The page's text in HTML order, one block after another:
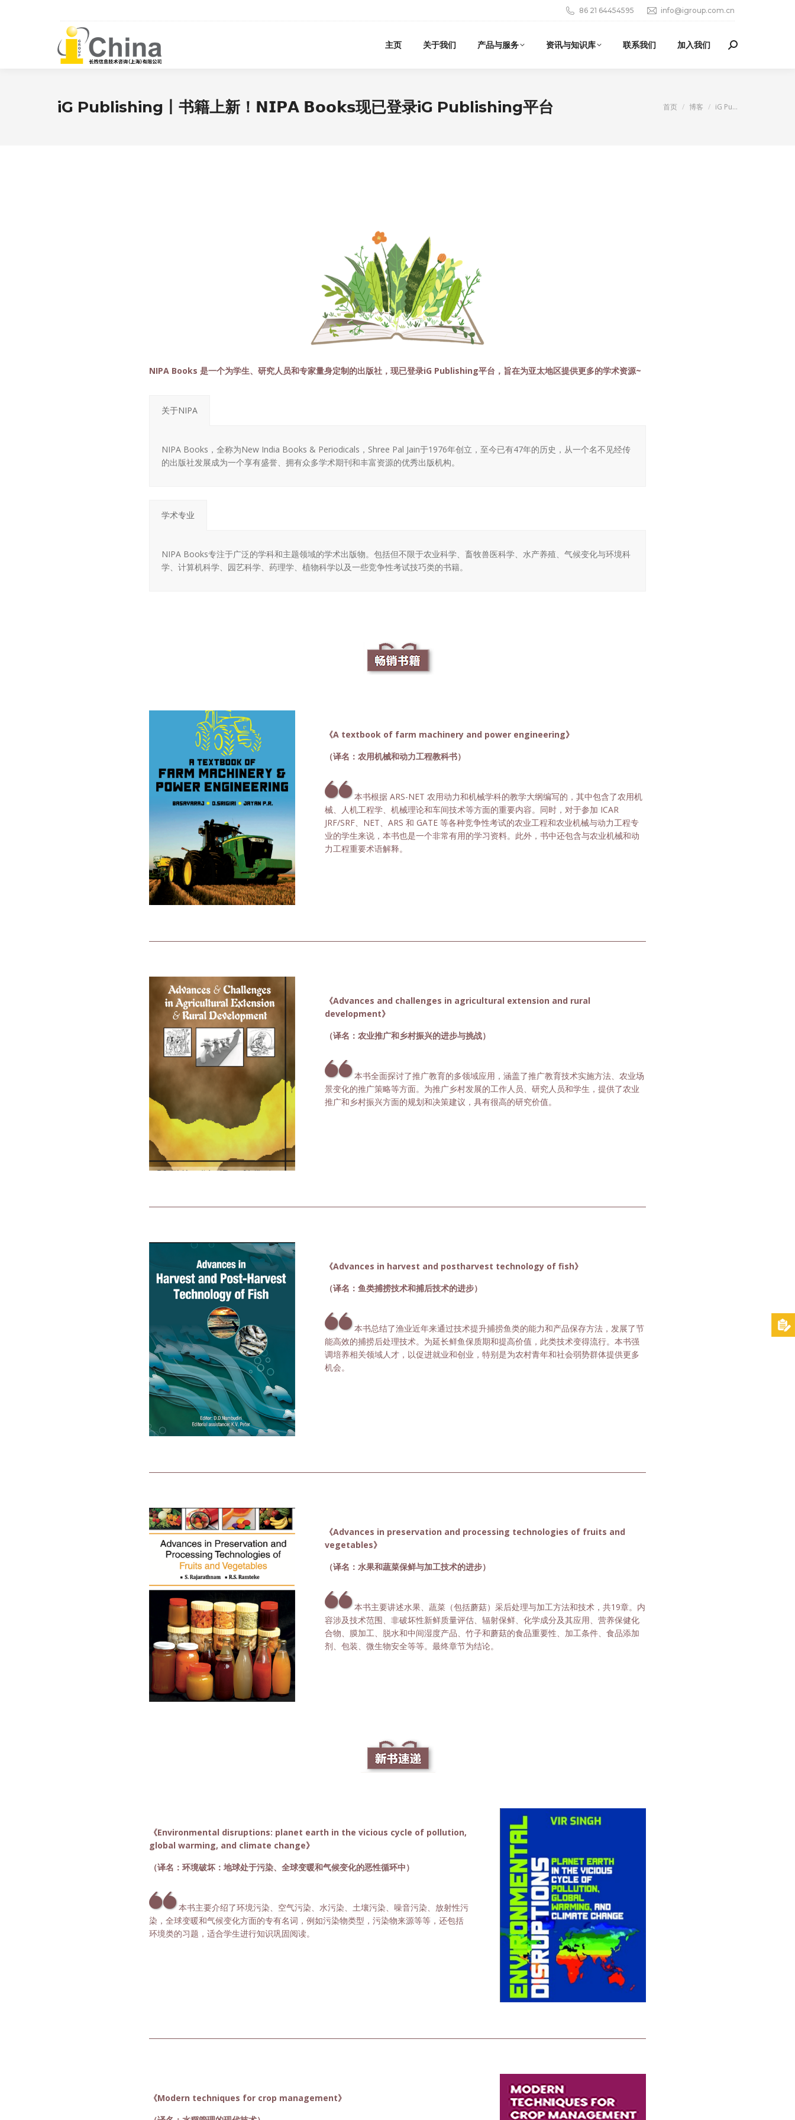
86 21 64454595 info@igroup.com.cn
主页 关于我们 产品与服务 资讯与知识库 联系我们 加入我们 Search:
iG Publishing丨书籍上新！𝗡𝗜𝗣𝗔 𝗕𝗼𝗼𝗸𝘀现已登录iG Publishing平台 您在这里：
首页 博客 iG Pu…
NIPA Books 是一个为学生、研究人员和专家量身定制的出版社，现已登录iG Publishing平台，旨在为亚太地区提供更多的学术资源~
关于NIPA
NIPA Books，全称为New India Books & Periodicals，Shree Pal Jain于1976年创立，至今已有47年的历史，从一个名不见经传
的出版社发展成为一个享有盛誉、拥有众多学术期刊和丰富资源的优秀出版机构。
学术专业
NIPA Books专注于广泛的学科和主题领域的学术出版物。包括但不限于农业科学、畜牧兽医科学、水产养殖、气候变化与环境科
学、计算机科学、园艺科学、药理学、植物科学以及一些竞争性考试技巧类的书籍。
《A textbook of farm machinery and power engineering》
（译名：农用机械和动力工程教科书）
本书根据 ARS-NET 农用动力和机械学科的教学大纲编写的，其中包含了农用机
械、人机工程学、机械理论和车间技术等方面的重要内容。同时，对于参加 ICAR
JRF/SRF、NET、ARS 和 GATE 等各种竞争性考试的农业工程和农业机械与动力工程专
业的学生来说，本书也是一个非常有用的学习资料。此外，书中还包含与农业机械和动
力工程重要术语解释。
《Advances and challenges in agricultural extension and rural
development》
（译名：农业推广和乡村振兴的进步与挑战）
本书全面探讨了推广教育的多领域应用，涵盖了推广教育技术实施方法、农业场
景变化的推广策略等方面。为推广乡村发展的工作人员、研究人员和学生，提供了农业
推广和乡村振兴方面的规划和决策建议，具有很高的研究价值。
《Advances in harvest and postharvest technology of fish》
（译名：鱼类捕捞技术和捕后技术的进步）
本书总结了渔业近年来通过技术提升捕捞鱼类的能力和产品保存方法，发展了节
能高效的捕捞后处理技术。为延长鲜鱼保质期和提高价值，此类技术变得流行。本书强
调培养相关领域人才，以促进就业和创业，特别是为农村青年和社会弱势群体提供更多
机会。
《Advances in preservation and processing technologies of fruits and
vegetables》
（译名：水果和蔬菜保鲜与加工技术的进步）
本书主要讲述水果、蔬菜（包括蘑菇）采后处理与加工方法和技术，共19章。内
容涉及技术范围、非破坏性新鲜质量评估、辐射保鲜、化学成分及其应用、营养保健化
合物、膜加工、脱水和中间湿度产品、竹子和蘑菇的食品重要性、加工条件、食品添加
剂、包装、微生物安全等等。最终章节为结论。
《Environmental disruptions: planet earth in the vicious cycle of pollution,
global warming, and climate change》
（译名：环境破坏：地球处于污染、全球变暖和气候变化的恶性循环中）
本书主要介绍了环境污染、空气污染、水污染、土壤污染、噪音污染、放射性污
染，全球变暖和气候变化方面的专有名词，例如污染物类型，污染物来源等等，还包括
环境类的习题，适合学生进行知识巩固阅读。
《Modern techniques for crop management》